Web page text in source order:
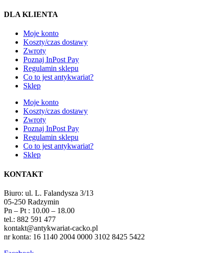
DLA KLIENTA
Moje konto
Koszty/czas dostawy
Zwroty
Poznaj InPost Pay
Regulamin sklepu
Co to jest antykwariat?
Sklep
Moje konto
Koszty/czas dostawy
Zwroty
Poznaj InPost Pay
Regulamin sklepu
Co to jest antykwariat?
Sklep
KONTAKT
Biuro: ul. L. Falandysza 3/13
05-250 Radzymin
Pn – Pt : 10.00 – 18.00
tel.: 882 591 477
kontakt@antykwariat-cacko.pl
nr konta: 16 1140 2004 0000 3102 8425 5422